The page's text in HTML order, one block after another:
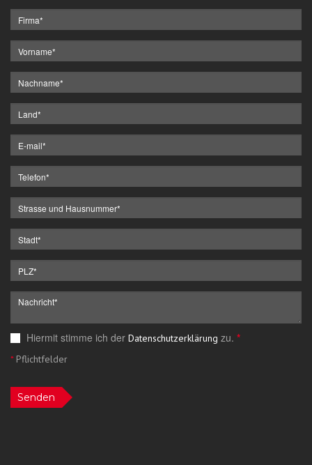
Hiermit stimme ich der Datenschutzerklärung zu. *
*Pflichtfelder
Senden